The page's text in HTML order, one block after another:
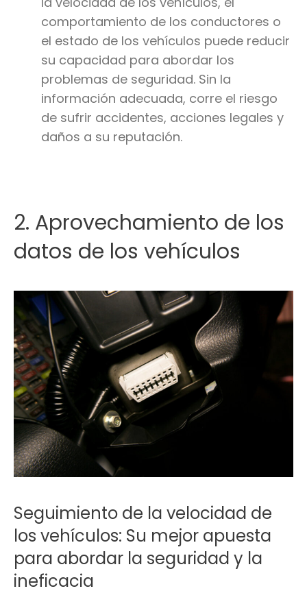
comportamiento de los conductores o
el estado de los vehículos puede reducir
su capacidad para abordar los
problemas de seguridad. Sin la
información adecuada, corre el riesgo
de sufrir accidentes, acciones legales y
daños a su reputación.
2. Aprovechamiento de los
datos de los vehículos
Seguimiento de la velocidad de
los vehículos: Su mejor apuesta
para abordar la seguridad y la
ineficacia